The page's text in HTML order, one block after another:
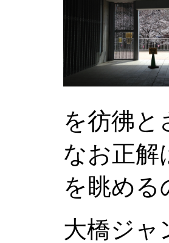
を彷彿と
なお正解
を眺める
大橋ジャ